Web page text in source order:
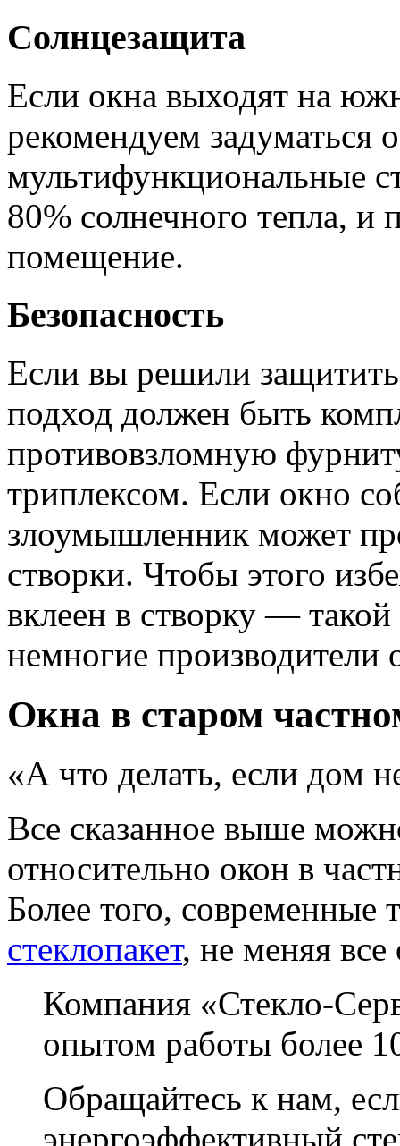
Солнцезащита
Если окна выходят на
рекомендуем задуматься
мультифункциональные
80% солнечного тепла, и
помещение.
Безопасность
Если вы решили
подход должен быть
противовзломную
триплексом. Если окно
злоумышленник может
створки. Чтобы этого
вклеен в створку —
немногие производители
Окна в старом
«А что делать, если дом
Все сказанное выше
относительно окон в
Более того, современные
стеклопакет, не меняя
Компания «Стекло-
опытом работы более
Обращайтесь к нам,